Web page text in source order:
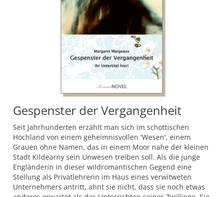
Gespenster der Vergangenheit
Seit Jahrhunderten erzählt man sich im schottischen
Hochland von einem geheimnisvollen 'Wesen', einem
Grauen ohne Namen, das in einem Moor nahe der kleinen
Stadt Kildearny sein Unwesen treiben soll. Als die junge
Engländerin in dieser wildromantischen Gegend eine
Stellung als Privatlehrerin im Haus eines verwitweten
Unternehmers antritt, ahnt sie nicht, dass sie noch etwas